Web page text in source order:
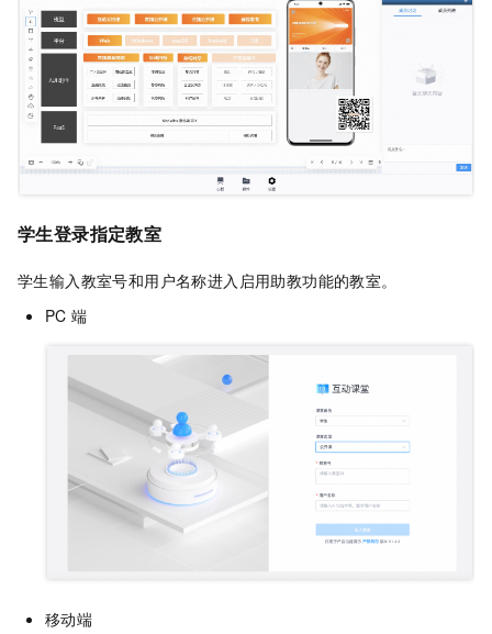
学生登录指定教室
学生输入教室号和用户名称进入启用助教功能的教室。
PC 端
移动端